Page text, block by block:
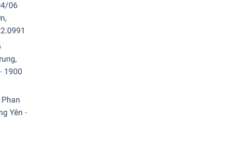
hỗ trợ bạn nâng và hạ giàn theo 3
06
- 1900
Yên -